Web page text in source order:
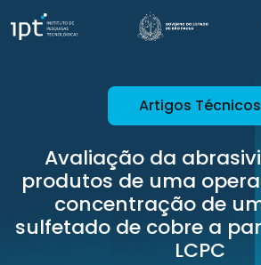
Artigos Técnicos
Avaliação da
produtos de uma
concentração de
sulfetado de cobre a
LCPC